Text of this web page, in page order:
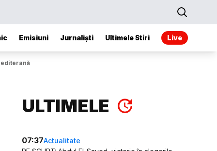
Emisiuni Jurnaliști Ultimele Stiri Live
ULTIMELE
07:37Actualitate